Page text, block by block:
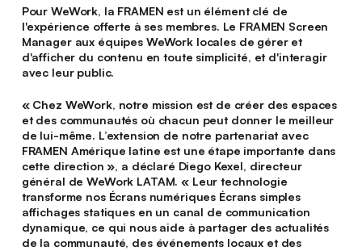
Pour WeWork, la FRAMEN est un élément clé de
l'expérience offerte à ses membres. Le FRAMEN Screen
Manager aux équipes WeWork locales de gérer et
d'afficher du contenu en toute simplicité, et d'interagir
avec leur public.
« Chez WeWork, notre mission est de créer des espaces
et des communautés où chacun peut donner le meilleur
de lui-même. L’extension de notre partenariat avec
FRAMEN Amérique latine est une étape importante dans
cette direction », a déclaré Diego Kexel, directeur
général de WeWork LATAM. « Leur technologie
transforme nos Écrans numériques Écrans simples
affichages statiques en un canal de communication
dynamique, ce qui nous aide à partager des actualités
de la communauté, des événements locaux et des